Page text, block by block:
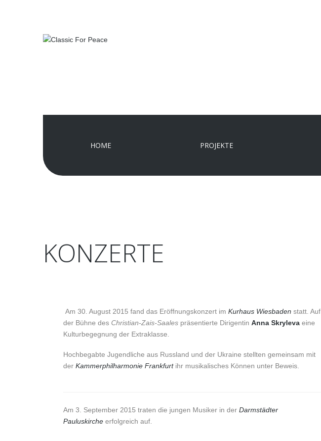
HOME PROJEKTE
KONZERTE
Am 30. August 2015 fand das Eröffnungskonzert im Kurhaus Wiesbaden statt. Auf
der Bühne des Christian-Zais-Saales präsentierte Dirigentin Anna Skryleva eine
Kulturbegegnung der Extraklasse.
Hochbegabte Jugendliche aus Russland und der Ukraine stellten gemeinsam mit
der Kammerphilharmonie Frankfurt ihr musikalisches Können unter Beweis.
Am 3. September 2015 traten die jungen Musiker in der Darmstädter
Pauluskirche erfolgreich auf.